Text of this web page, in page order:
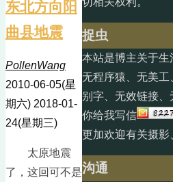
东北方向阳
曲县地震
PollenWang
2010-06-05(星
期六) 2018-01-
24(星期三)
太原地震
了，这回可不是
捉虫
本站是博主关于生
无程序猿、无美
别字、无效链接
你给我写信
更加欢迎有关摄影
沟通